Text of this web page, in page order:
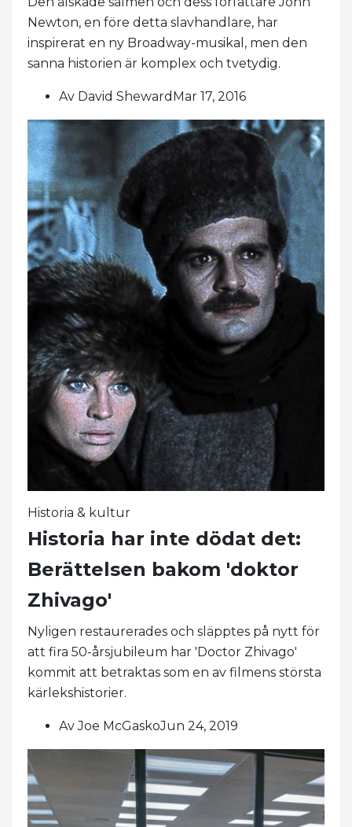
Newton, en före detta slavhandlare, har
inspirerat en ny Broadway-musikal, men den
sanna historien är komplex och tvetydig.
Av David ShewardMar 17, 2016
Historia & kultur
Historia har inte dödat det:
Berättelsen bakom 'doktor
Zhivago'
Nyligen restaurerades och släpptes på nytt för
att fira 50-årsjubileum har 'Doctor Zhivago'
kommit att betraktas som en av filmens största
kärlekshistorier.
Av Joe McGaskoJun 24, 2019